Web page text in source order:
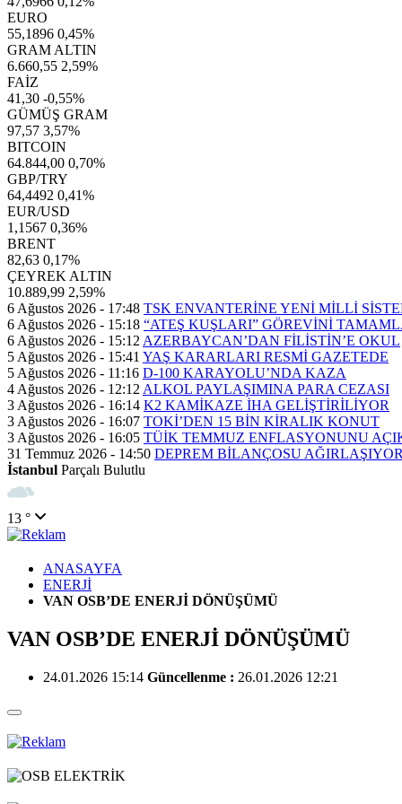
EURO
55,1896 0,45%
GRAM ALTIN
6.660,55 2,59%
FAİZ
41,30 -0,55%
GÜMÜŞ GRAM
97,57 3,57%
BITCOIN
64.844,00 0,70%
GBP/TRY
64,4492 0,41%
EUR/USD
1,1567 0,36%
BRENT
82,63 0,17%
ÇEYREK ALTIN
10.889,99 2,59%
6 Ağustos 2026 - 17:48 TSK ENVANTERİNE YENİ MİLLİ
6 Ağustos 2026 - 15:18 “ATEŞ KUŞLARI” GÖREVİNİ
6 Ağustos 2026 - 15:12 AZERBAYCAN’DAN FİLİSTİN’E OKUL
5 Ağustos 2026 - 15:41 YAŞ KARARLARI RESMİ GAZETEDE
5 Ağustos 2026 - 11:16 D-100 KARAYOLU’NDA KAZA
4 Ağustos 2026 - 12:12 ALKOL PAYLAŞIMINA PARA CEZASI
3 Ağustos 2026 - 16:14 K2 KAMİKAZE İHA GELİŞTİRİLİYOR
3 Ağustos 2026 - 16:07 TOKİ’DEN 15 BİN KİRALIK KONUT
3 Ağustos 2026 - 16:05 TÜİK TEMMUZ ENFLASYONUNU
31 Temmuz 2026 - 14:50 DEPREM BİLANÇOSU AĞIRLAŞIYOR
İstanbul Parçalı Bulutlu
13 °
ANASAYFA
ENERJİ
VAN OSB’DE ENERJİ DÖNÜŞÜMÜ
VAN OSB’DE ENERJİ DÖNÜŞÜMÜ
24.01.2026 15:14 Güncellenme : 26.01.2026 12:21